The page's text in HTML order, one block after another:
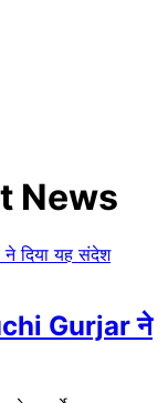
News
Gurjar ने